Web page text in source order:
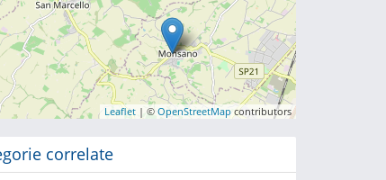
Leaflet | ©OpenStreetMap contributors
correlate